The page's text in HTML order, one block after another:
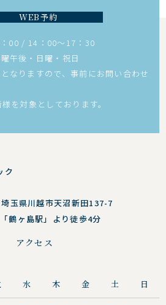
WEB予約
00 / 14：00～17：30
午後・日曜・祝日
なりますので、事前にお問い合わせ
を対象としております。
玉県川越市天沼新田137-7
鶴ヶ島駅」より徒歩4分
アクセス
水 木 金 土 日